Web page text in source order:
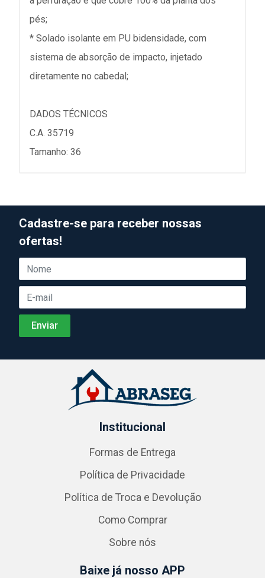
pés;
* Solado isolante em PU bidensidade, com
sistema de absorção de impacto, injetado
diretamente no cabedal;
DADOS TÉCNICOS
C.A. 35719
Tamanho: 36
Cadastre-se para receber nossas
ofertas!
Institucional
Formas de Entrega
Política de Privacidade
Política de Troca e Devolução
Como Comprar
Sobre nós
Baixe já nosso APP